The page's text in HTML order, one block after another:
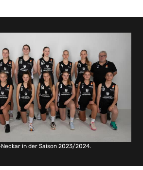
in der Saison 2023/2024.